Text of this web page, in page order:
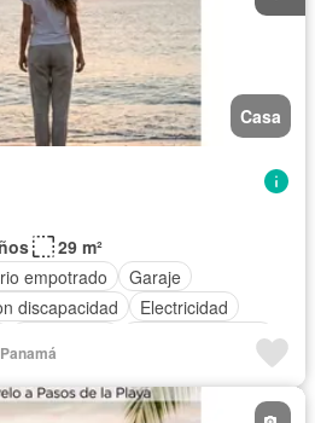
Casa
29 m²
empotrado
Garaje
discapacidad
Electricidad
Vista panorámica